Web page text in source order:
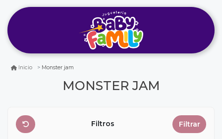
Inicio Monster jam
MONSTER JAM
Filtros Filtrar